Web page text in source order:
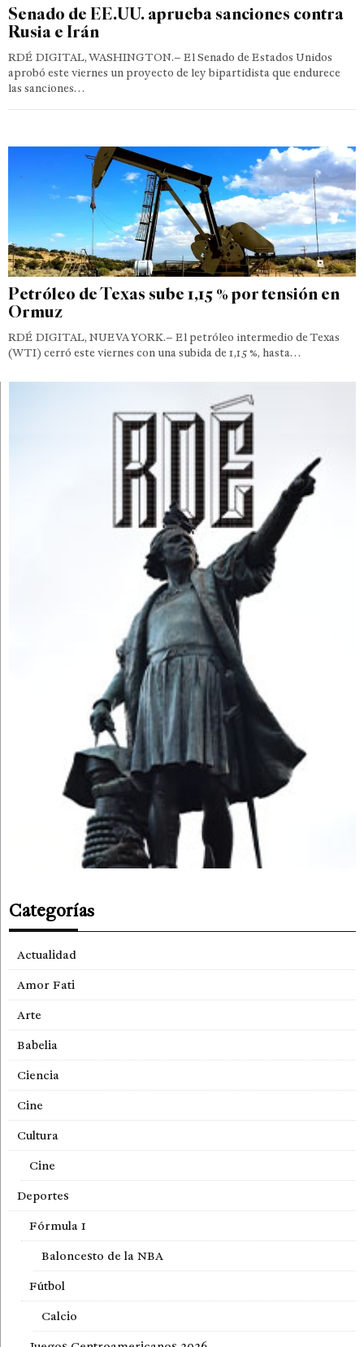
Senado de EE.UU. aprueba sanciones contra
Rusia e Irán
RDÉ DIGITAL, WASHINGTON.– El Senado de Estados Unidos
aprobó este viernes un proyecto de ley bipartidista que endurece
las sanciones…
Petróleo de Texas sube 1,15 % por tensión en
Ormuz
RDÉ DIGITAL, NUEVA YORK.– El petróleo intermedio de Texas
(WTI) cerró este viernes con una subida de 1,15 %, hasta…
Categorías
Actualidad
Amor Fati
Arte
Babelia
Ciencia
Cine
Cultura
Cine
Deportes
Fórmula 1
Baloncesto de la NBA
Fútbol
Calcio